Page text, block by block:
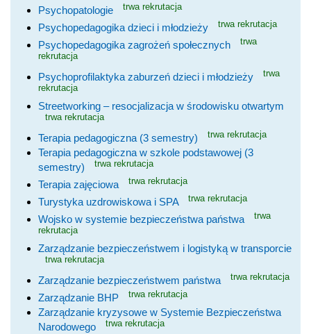
Psychopatologie trwa rekrutacja
Psychopedagogika dzieci i młodzieży trwa rekrutacja
Psychopedagogika zagrożeń społecznych
trwa
rekrutacja
Psychoprofilaktyka zaburzeń dzieci i młodzieży
trwa
rekrutacja
Streetworking – resocjalizacja w środowisku otwartym
trwa rekrutacja
Terapia pedagogiczna (3 semestry) trwa rekrutacja
Terapia pedagogiczna w szkole podstawowej (3
semestry)
trwa rekrutacja
Terapia zajęciowa trwa rekrutacja
Turystyka uzdrowiskowa i SPA trwa rekrutacja
Wojsko w systemie bezpieczeństwa państwa
trwa
rekrutacja
Zarządzanie bezpieczeństwem i logistyką w transporcie
trwa rekrutacja
Zarządzanie bezpieczeństwem państwa trwa rekrutacja
Zarządzanie BHP trwa rekrutacja
Zarządzanie kryzysowe w Systemie Bezpieczeństwa
Narodowego
trwa rekrutacja